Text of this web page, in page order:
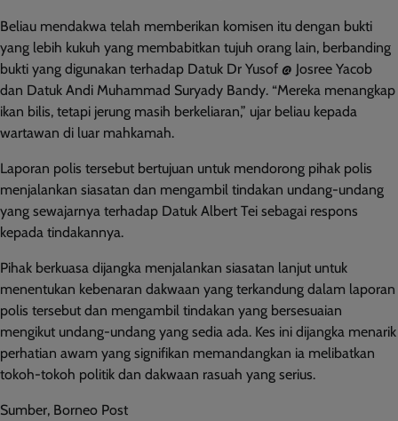
Beliau mendakwa telah memberikan komisen itu dengan bukti
yang lebih kukuh yang membabitkan tujuh orang lain, berbanding
bukti yang digunakan terhadap Datuk Dr Yusof @ Josree Yacob
dan Datuk Andi Muhammad Suryady Bandy. “Mereka menangkap
ikan bilis, tetapi jerung masih berkeliaran,” ujar beliau kepada
wartawan di luar mahkamah.
Laporan polis tersebut bertujuan untuk mendorong pihak polis
menjalankan siasatan dan mengambil tindakan undang-undang
yang sewajarnya terhadap Datuk Albert Tei sebagai respons
kepada tindakannya.
Pihak berkuasa dijangka menjalankan siasatan lanjut untuk
menentukan kebenaran dakwaan yang terkandung dalam laporan
polis tersebut dan mengambil tindakan yang bersesuaian
mengikut undang-undang yang sedia ada. Kes ini dijangka menarik
perhatian awam yang signifikan memandangkan ia melibatkan
tokoh-tokoh politik dan dakwaan rasuah yang serius.
Sumber, Borneo Post